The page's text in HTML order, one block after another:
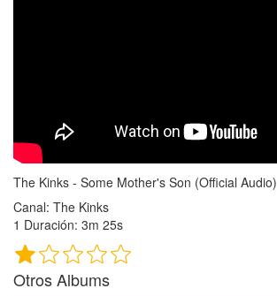
The Kinks - Some Mother's Son (Official Audio)
Canal: The Kinks
1 Duración: 3m 25s
Otros Albums